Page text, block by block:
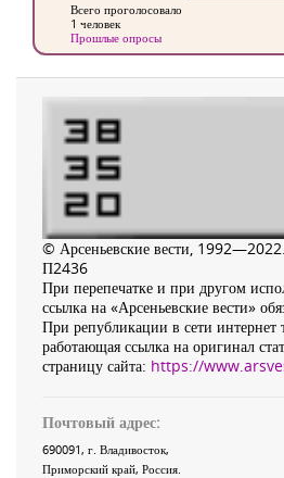
Всего проголосовало
1 человек
Прошлые опросы
© Арсеньевские вести,
П2436
При перепечатке и при другом
ссылка на «Арсеньевские вести»
При републикации в сети интернет
работающая ссылка на оригинал
страницу сайта: https://
Почтовый адрес:
690091, г. Владивосток,
Приморский край, Россия